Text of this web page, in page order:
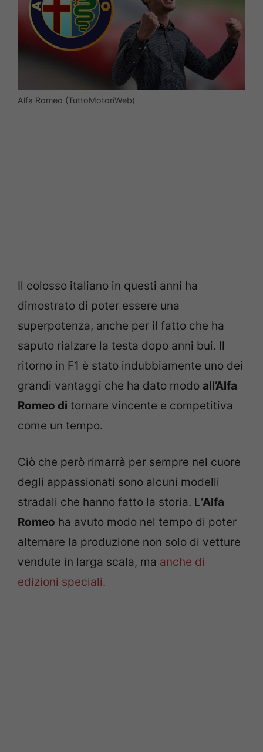
Alfa Romeo (TuttoMotoriWeb)
Il colosso italiano in questi anni ha
dimostrato di poter essere una
superpotenza, anche per il fatto che ha
saputo rialzare la testa dopo anni bui. Il
ritorno in F1 è stato indubbiamente uno dei
grandi vantaggi che ha dato modo all’Alfa
Romeo di tornare vincente e competitiva
come un tempo.
Ciò che però rimarrà per sempre nel cuore
degli appassionati sono alcuni modelli
stradali che hanno fatto la storia. L‘Alfa
Romeo ha avuto modo nel tempo di poter
alternare la produzione non solo di vetture
vendute in larga scala, ma anche di
edizioni speciali.